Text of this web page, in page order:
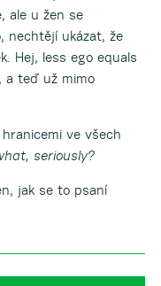
ale u žen se
nechtějí ukázat, že
Hej, less ego equals
a teď už mimo
ve všech
seriously?
jak se to psaní